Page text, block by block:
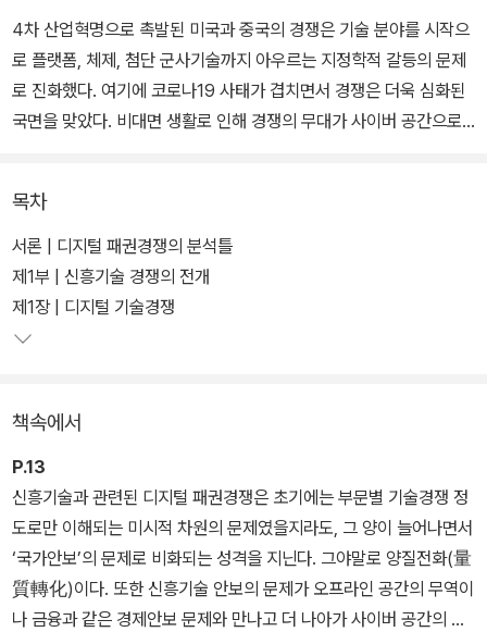
4차 산업혁명으로 촉발된 미국과 중국의 경쟁은 기술 분야를 시작으
로 플랫폼, 체제, 첨단 군사기술까지 아우르는 지정학적 갈등의 문제
로 진화했다. 여기에 코로나19 사태가 겹치면서 경쟁은 더욱 심화된
국면을 맞았다. 비대면 생활로 인해 경쟁의 무대가 사이버 공간으로
을 명확하게 제시하고 가까운 미래를 전망하고자 한다. 이를 바탕으
로 지정학적으로 주요한 위치에 놓인 한국이 전략을 수립하는 데에도
기여할 수 있을 것이다.
이 책은 미중 경쟁을 제대로 이해하기 위해서는 지정학적 문제뿐 아
보았을 때, 미중 경쟁은 ‘신흥기술 경쟁’인 동시에, 기술과 안보가 만
나는 지점에서 진행되는 ‘신흥안보 갈등’이고, 권력의 성격과 권력 주
체, 권력 구조의 변동까지 수반하는 ‘신흥권력 경쟁’으로 이해할 수 있
다. 이러한 인식을 바탕으로 이 책은 기술, 안보, 권력의 3부로 나누어
최근 몇 년간 미중 경쟁의 주요 이슈를 분석했다. 이 치열한 경쟁에 무
엇이 변수로 작용할 것이며, 경쟁의 방향이 어디를 향할 것인지 다양
한 가능성을 열어두고 검토했다.
목차
서론 | 디지털 패권경쟁의 분석틀
제1부 | 신흥기술 경쟁의 전개
제1장 | 디지털 기술경쟁
책속에서
P.13
신흥기술과 관련된 디지털 패권경쟁은 초기에는 부문별 기술경쟁 정
도로만 이해되는 미시적 차원의 문제였을지라도, 그 양이 늘어나면서
‘국가안보’의 문제로 비화되는 성격을 지닌다. 그야말로 양질전화(量
質轉化)이다. 또한 신흥기술 안보의 문제가 오프라인 공간의 무역이
나 금융과 같은 경제안보 문제와 만나고 더 나아가 사이버 공간의 데